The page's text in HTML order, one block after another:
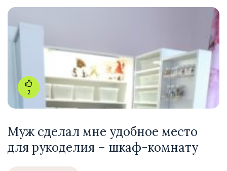
2
Муж сделал мне удобное место
для рукоделия – шкаф-комнату